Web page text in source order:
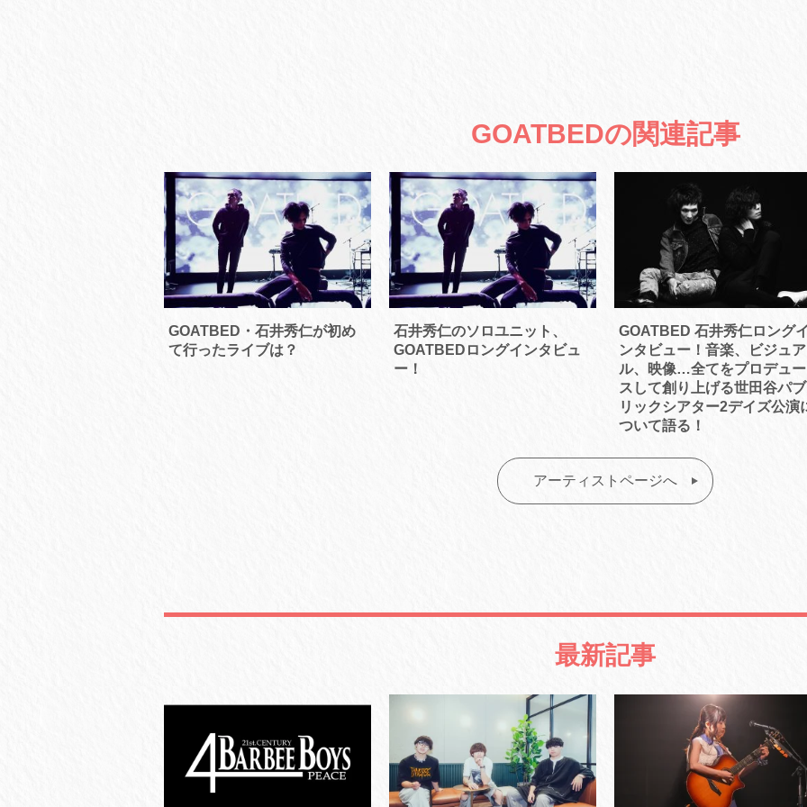
GOATBEDの関連記事
GOATBED・石井秀仁が初め
て行ったライブは？
石井秀仁のソロユニット、
GOATBEDロングインタビュ
ー！
GOATBED 石井秀仁ロング
ンタビュー！音楽、ビジュア
ル、映像…全てをプロデュー
スして創り上げる世田谷パブ
リックシアター2デイズ公演
ついて語る！
アーティストページへ
最新記事